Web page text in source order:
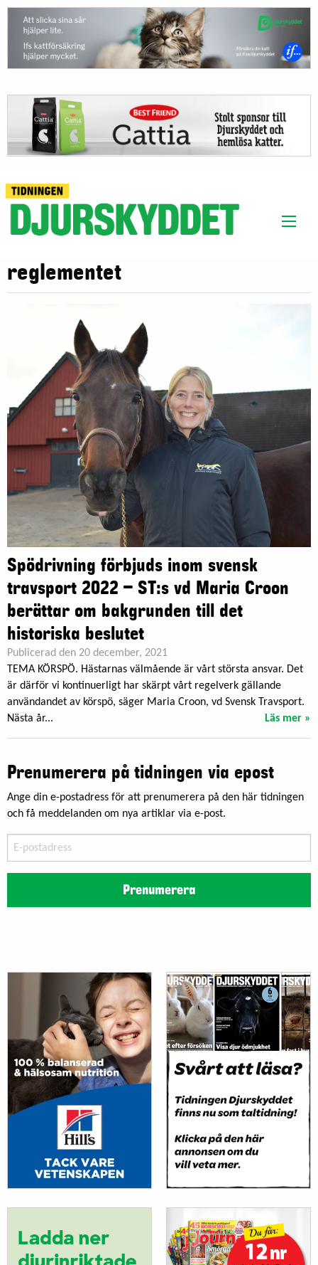
reglementet
Spödrivning förbjuds inom svensk
travsport 2022 – ST:s vd Maria Croon
berättar om bakgrunden till det
historiska beslutet
Publicerad den 20 december, 2021
TEMA KÖRSPÖ. Hästarnas välmående är vårt största ansvar. Det
är därför vi kontinuerligt har skärpt vårt regelverk gällande
användandet av körspö, säger Maria Croon, vd Svensk Travsport.
Nästa år...
Läs mer »
Prenumerera på tidningen via epost
Ange din e-postadress för att prenumerera på den här tidningen
och få meddelanden om nya artiklar via e-post.
postadress
Prenumerera